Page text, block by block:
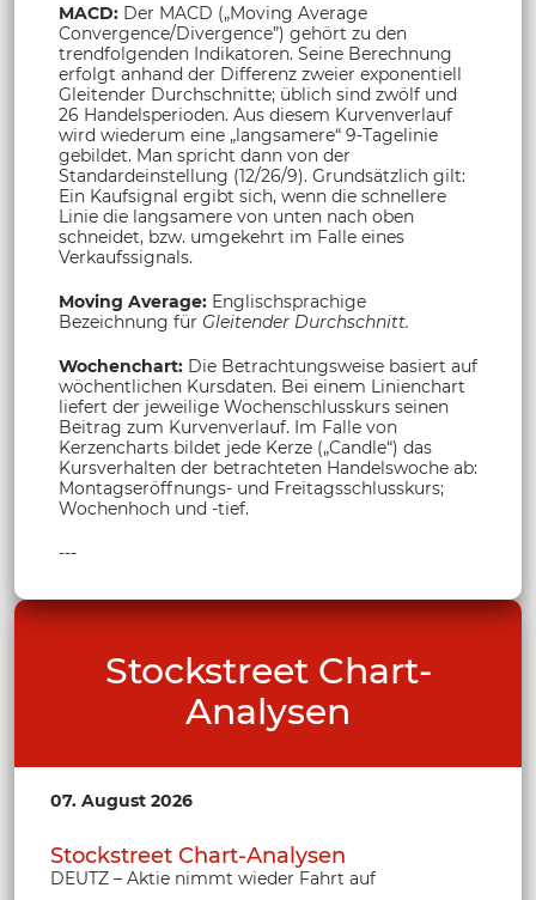
MACD: Der MACD („Moving Average
Convergence/Divergence”) gehört zu den
trendfolgenden Indikatoren. Seine Berechnung
erfolgt anhand der Differenz zweier exponentiell
Gleitender Durchschnitte; üblich sind zwölf und
26 Handelsperioden. Aus diesem Kurvenverlauf
wird wiederum eine „langsamere“ 9-Tagelinie
gebildet. Man spricht dann von der
Standardeinstellung (12/26/9). Grundsätzlich gilt:
Ein Kaufsignal ergibt sich, wenn die schnellere
Linie die langsamere von unten nach oben
schneidet, bzw. umgekehrt im Falle eines
Verkaufssignals.
Moving Average: Englischsprachige
Bezeichnung für Gleitender Durchschnitt.
Wochenchart: Die Betrachtungsweise basiert auf
wöchentlichen Kursdaten. Bei einem Linienchart
liefert der jeweilige Wochenschlusskurs seinen
Beitrag zum Kurvenverlauf. Im Falle von
Kerzencharts bildet jede Kerze („Candle“) das
Kursverhalten der betrachteten Handelswoche ab:
Montagseröffnungs- und Freitagsschlusskurs;
Wochenhoch und -tief.
---
Stockstreet Chart-
Analysen
07. August 2026
Stockstreet Chart-Analysen
DEUTZ – Aktie nimmt wieder Fahrt auf